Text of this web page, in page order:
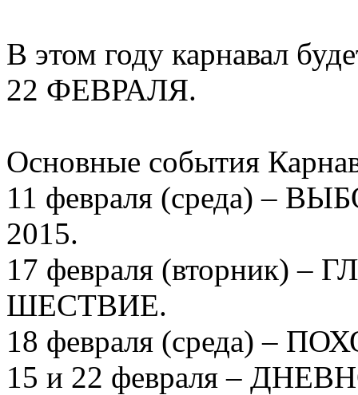
В этом году карнавал
22 ФЕВРАЛЯ.
Основные события
11 февраля (среда) –
2015.
17 февраля (вторник)
ШЕСТВИЕ.
18 февраля (среда) –
15 и 22 февраля –